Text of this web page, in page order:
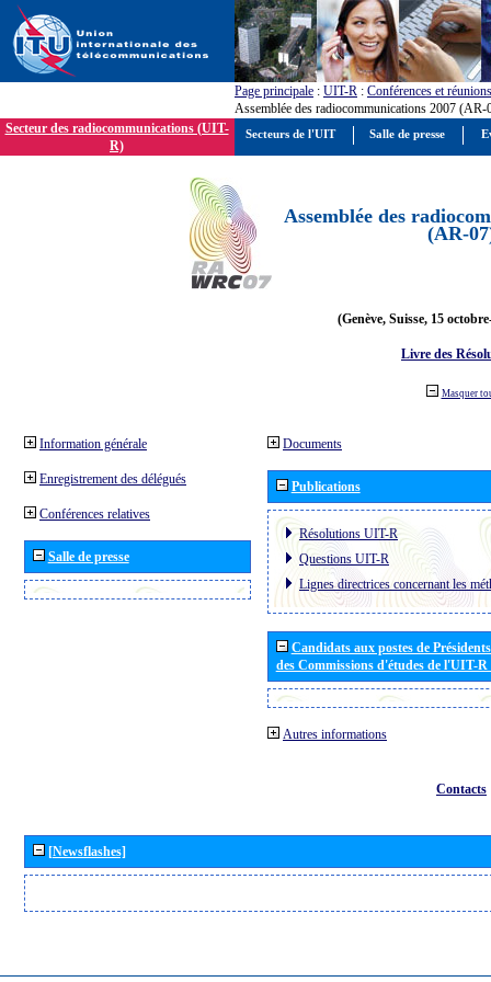
Page principale : UIT-R : Conférences et réunions
Assemblée des radiocommunications 2007 (AR-
Secteur des radiocommunications (UIT-
R)
Assemblée des
(AR-
(Genève, Suisse, 15
Livre des
Masquer
Information générale
Enregistrement des délégués
Conférences relatives
Salle de presse
Documents
Publications
Résolutions UIT-R
Questions UIT-R
Lignes directrices concernant les
Candidats aux postes de
des Commissions d'études de l'UIT-
Autres informations
Contacts
[Newsflashes]
Secteurs de l'UIT Salle de presse